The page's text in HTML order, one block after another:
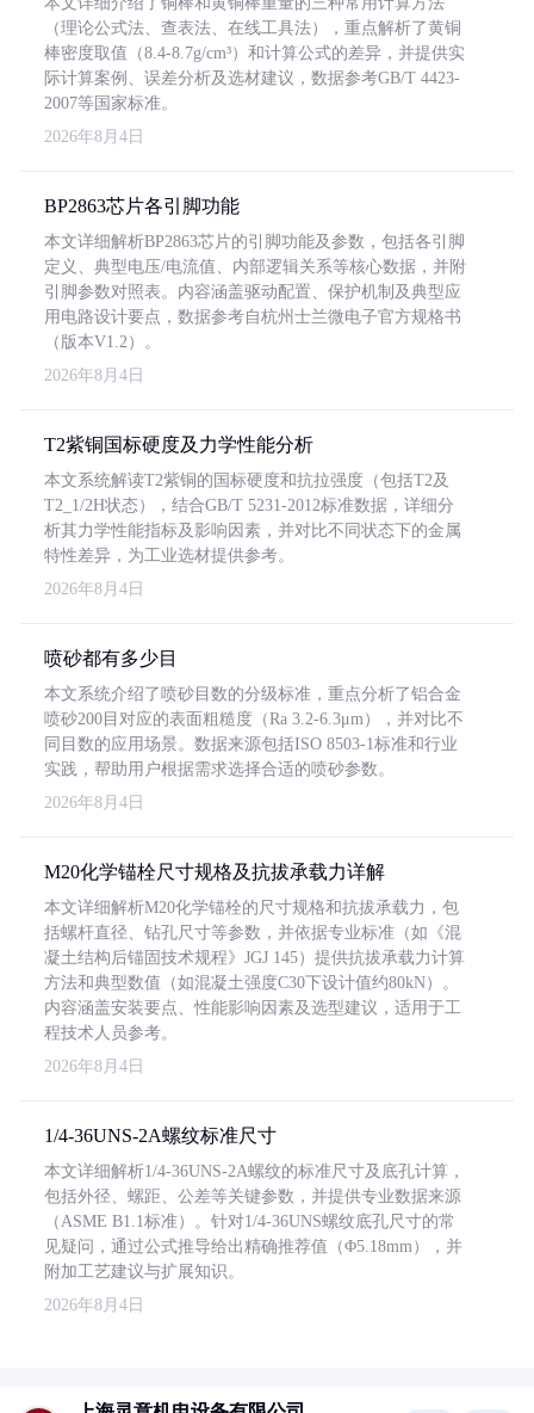
（理论公式法、查表法、在线工具法），重点解析了黄铜
棒密度取值（8.4-8.7g/cm³）和计算公式的差异，并提供实
际计算案例、误差分析及选材建议，数据参考GB/T 4423-
2007等国家标准。
2026年8月4日
BP2863芯片各引脚功能
本文详细解析BP2863芯片的引脚功能及参数，包括各引脚
定义、典型电压/电流值、内部逻辑关系等核心数据，并附
引脚参数对照表。内容涵盖驱动配置、保护机制及典型应
用电路设计要点，数据参考自杭州士兰微电子官方规格书
（版本V1.2）。
2026年8月4日
T2紫铜国标硬度及力学性能分析
本文系统解读T2紫铜的国标硬度和抗拉强度（包括T2及
T2_1/2H状态），结合GB/T 5231-2012标准数据，详细分
析其力学性能指标及影响因素，并对比不同状态下的金属
特性差异，为工业选材提供参考。
2026年8月4日
喷砂都有多少目
本文系统介绍了喷砂目数的分级标准，重点分析了铝合金
喷砂200目对应的表面粗糙度（Ra 3.2-6.3μm），并对比不
同目数的应用场景。数据来源包括ISO 8503-1标准和行业
实践，帮助用户根据需求选择合适的喷砂参数。
2026年8月4日
M20化学锚栓尺寸规格及抗拔承载力详解
本文详细解析M20化学锚栓的尺寸规格和抗拔承载力，包
括螺杆直径、钻孔尺寸等参数，并依据专业标准（如《混
凝土结构后锚固技术规程》JGJ 145）提供抗拔承载力计算
方法和典型数值（如混凝土强度C30下设计值约80kN）。
内容涵盖安装要点、性能影响因素及选型建议，适用于工
程技术人员参考。
2026年8月4日
1/4-36UNS-2A螺纹标准尺寸
本文详细解析1/4-36UNS-2A螺纹的标准尺寸及底孔计算，
包括外径、螺距、公差等关键参数，并提供专业数据来源
（ASME B1.1标准）。针对1/4-36UNS螺纹底孔尺寸的常
见疑问，通过公式推导给出精确推荐值（Φ5.18mm），并
附加工艺建议与扩展知识。
2026年8月4日